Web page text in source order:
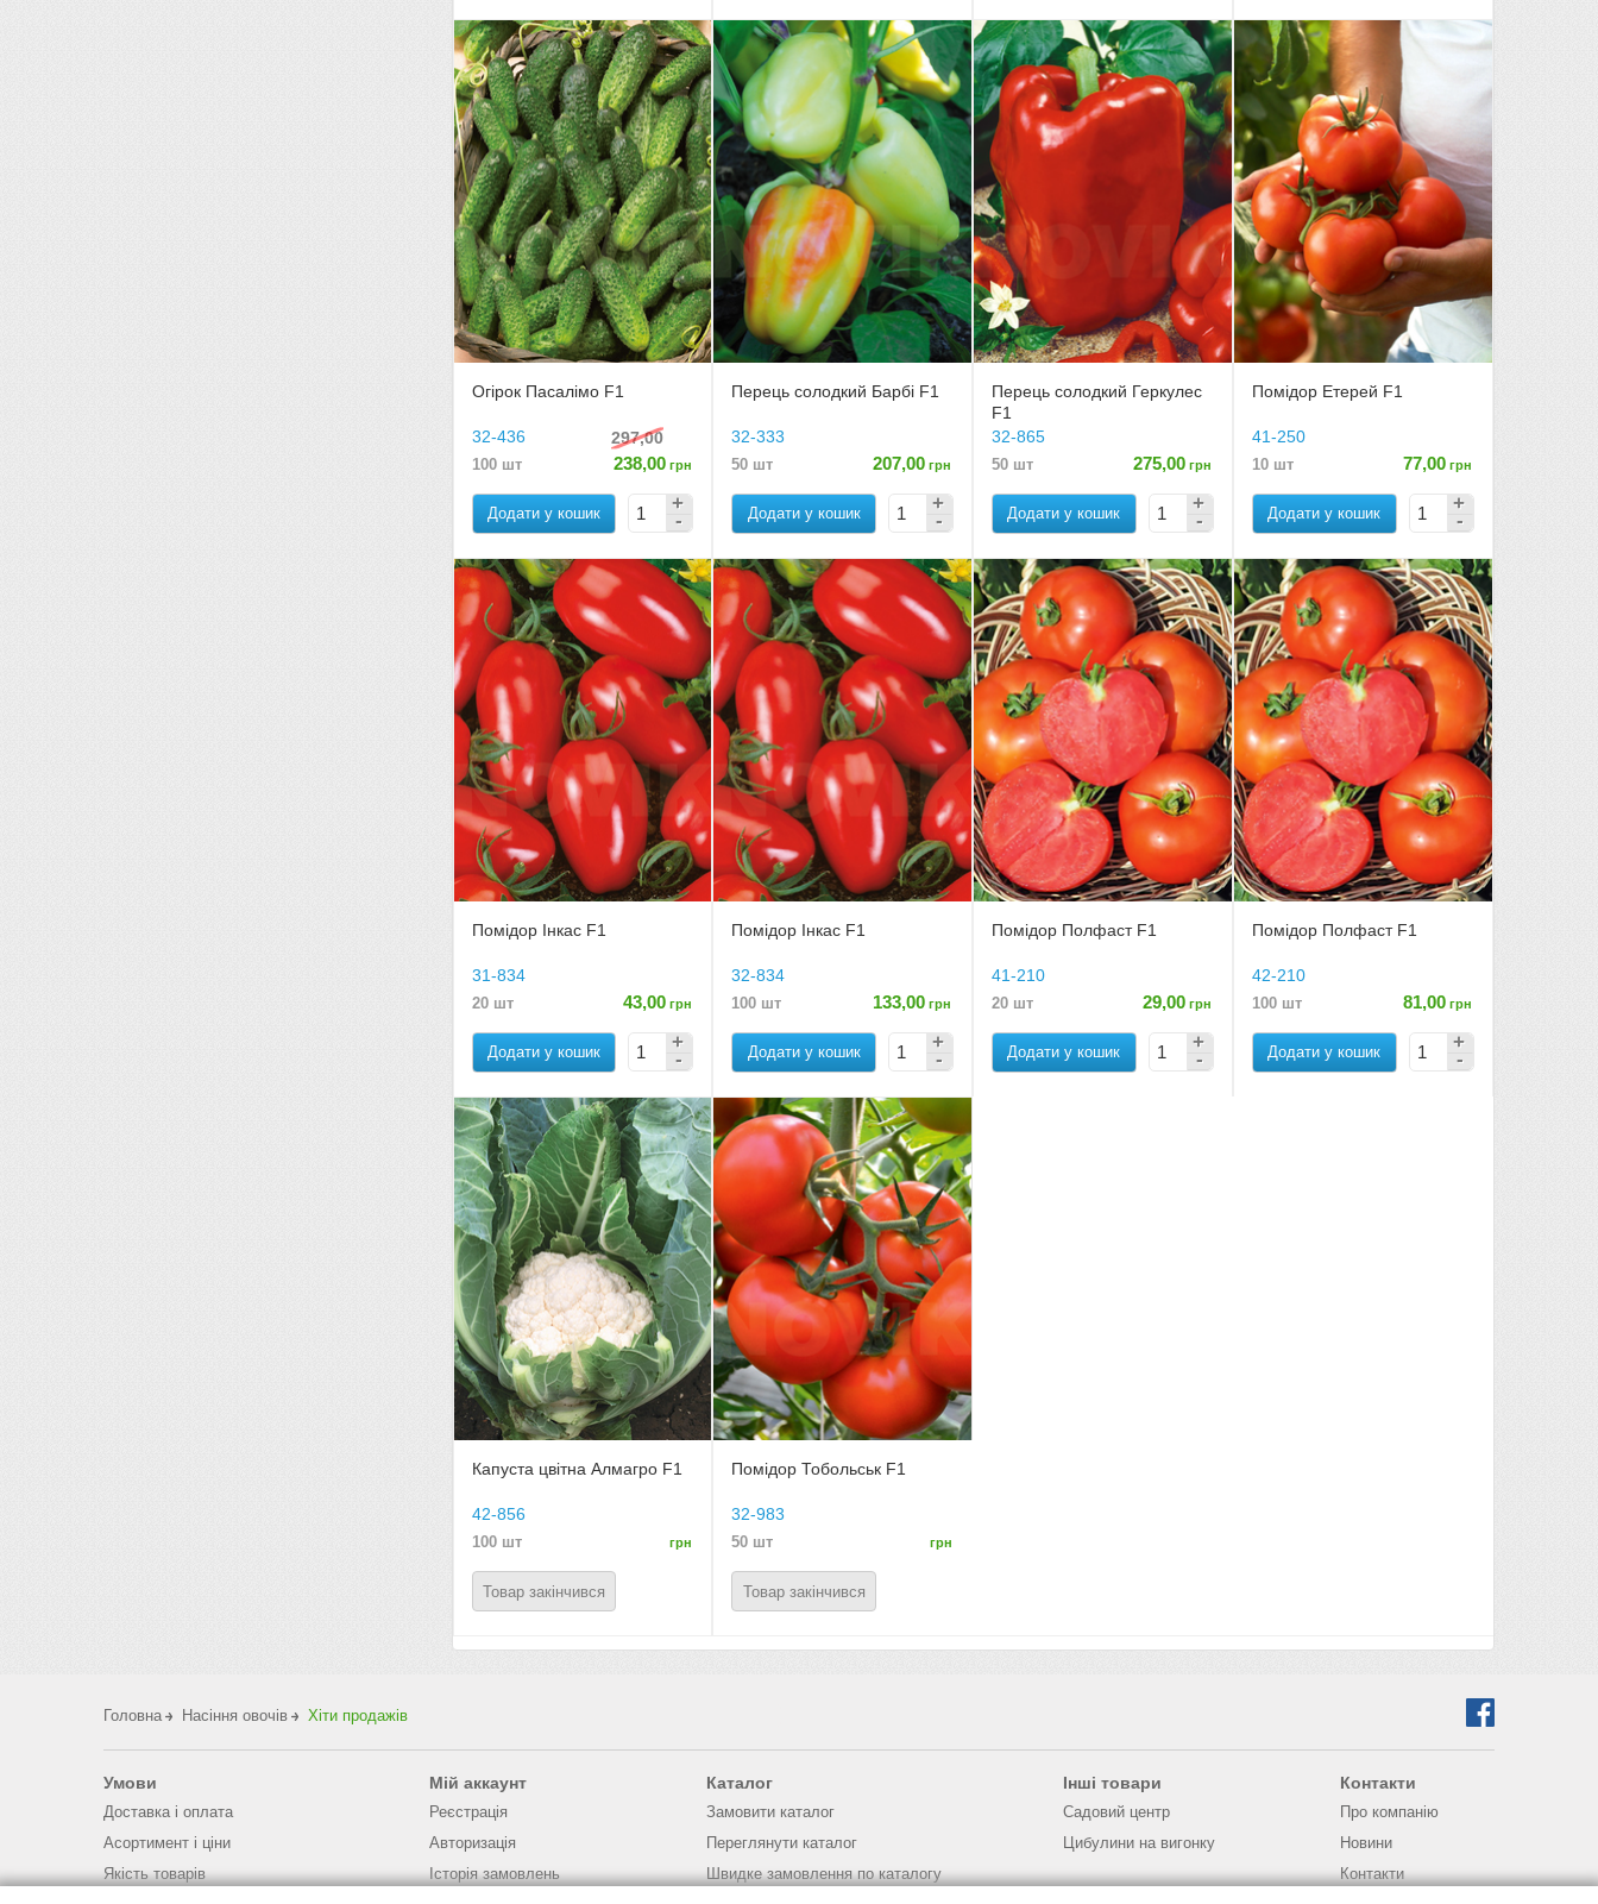
Огірок Пасалімо F1
32-436
100 шт
297,00
238,00грн
Додати у кошик
Перець солодкий Барбі F1
32-333
50 шт 207,00 грн
Додати у кошик
Перець солодкий Геркулес
F1
32-865
50 шт 275,00 грн
Додати у кошик
Помідор Етерей F1
41-250
10 шт 77,00 грн
Додати у кошик
Помідор Інкас F1
31-834
20 шт 43,00грн
Додати у кошик
Помідор Інкас F1
32-834
100 шт 133,00 грн
Додати у кошик
Помідор Полфаст F1
41-210
20 шт 29,00 грн
Додати у кошик
Помідор Полфаст F1
42-210
100 шт 81,00 грн
Додати у кошик
Капуста цвітна Алмагро F1
42-856
100 шт грн
Товар закінчився
Помідор Тобольськ F1
32-983
50 шт грн
Товар закінчився
Головна Насіння овочів Хіти продажів
Умови
Доставка і оплата
Асортимент і ціни
Якість товарів
Мій аккаунт
Реєстрація
Авторизація
Історія замовлень
Каталог
Замовити каталог
Переглянути каталог
Швидке замовлення по каталогу
Інші товари
Садовий центр
Цибулини на вигонку
Контакти
Про компанію
Новини
Контакти